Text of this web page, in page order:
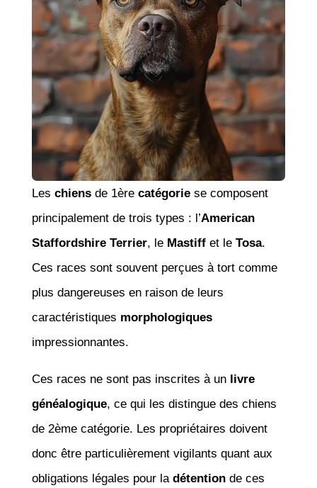
Les chiensde 1ère catégoriese composent
principalement de trois types : l’American
Staffordshire Terrier, le Mastiffet le Tosa.
Ces races sont souvent perçues à tort comme
plus dangereuses en raison de leurs
caractéristiques morphologiques
impressionnantes.
Ces races ne sont pas inscrites à un livre
généalogique, ce qui les distingue des chiens
de 2ème catégorie. Les propriétaires doivent
donc être particulièrement vigilants quant aux
obligations légales pour la détentionde ces